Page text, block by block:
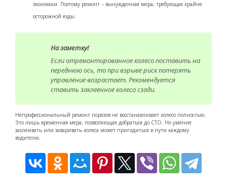
экономии. Поэтому ремонт – вынужденная мера, требующая крайне
осторожной езды.
На заметку!
Если отремонтированное колесо поставить на
переднюю ось, то при взрыве риск потерять
управление возрастает. Рекомендуется
ставить заклеенное колесо сзади.
Непрофессиональный ремонт порезов не восстанавливает колесо полностью.
Это лишь временная мера, позволяющая добраться до СТО. Но умение
заклеивать или заваривать колеса может пригодиться в пути каждому
водителю.